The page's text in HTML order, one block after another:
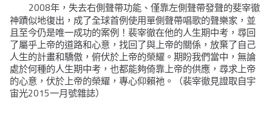
2008年，失去右側聲帶功能、僅靠左側聲帶發聲的斐宰徹
神蹟似地復出，成了全球首例使用單側聲帶唱歌的聲樂家，並
且至今仍是唯一成功的案例！裴宰徹在他的人生期中考，尋回
了屬乎上帝的道路和心意，找回了與上帝的關係，放棄了自己
人生的計畫和驕傲，俯伏於上帝的榮耀。期盼我們當中，無論
處於何種的人生期中考，也都能夠倚靠上帝的供應，尋求上帝
的心意，伏於上帝的榮耀，專心仰賴祂。（裴宰徹見證取自宇
宙光2015一月號雜誌）